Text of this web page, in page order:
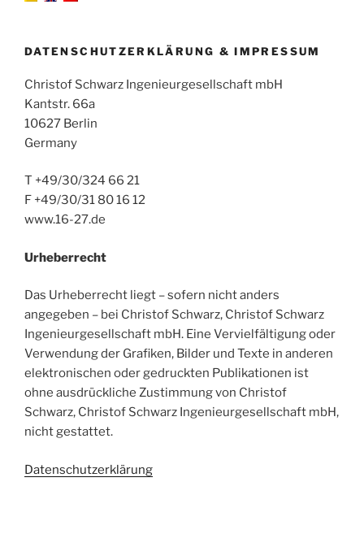
DATENSCHUTZERKLÄRUNG & IMPRESSUM
Christof Schwarz Ingenieurgesellschaft mbH
Kantstr. 66a
10627 Berlin
Germany
T +49/30/324 66 21
F +49/30/31 80 16 12
www.16-27.de
Urheberrecht
Das Urheberrecht liegt – sofern nicht anders
angegeben – bei Christof Schwarz, Christof Schwarz
Ingenieurgesellschaft mbH. Eine Vervielfältigung oder
Verwendung der Grafiken, Bilder und Texte in anderen
elektronischen oder gedruckten Publikationen ist
ohne ausdrückliche Zustimmung von Christof
Schwarz, Christof Schwarz Ingenieurgesellschaft mbH,
nicht gestattet.
Datenschutzerklärung